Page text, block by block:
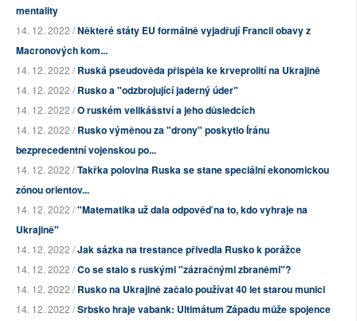
mentality
14. 12. 2022 /Některé státy EU formálně vyjadřují Francii obavy z
Macronových kom...
14. 12. 2022 /Ruská pseudověda přispěla ke krveprolití na Ukrajině
14. 12. 2022 /Rusko a "odzbrojující jaderný úder"
14. 12. 2022 /O ruském velikášství a jeho důsledcích
14. 12. 2022 /Rusko výměnou za "drony" poskytlo Íránu
bezprecedentní vojenskou po...
14. 12. 2022 /Takřka polovina Ruska se stane speciální ekonomickou
zónou orientov...
14. 12. 2022 /"Matematika už dala odpověď na to, kdo vyhraje na
Ukrajině"
14. 12. 2022 /Jak sázka na trestance přivedla Rusko k porážce
14. 12. 2022 /Co se stalo s ruskými "zázračnými zbraněmi"?
14. 12. 2022 /Rusko na Ukrajině začalo používat 40 let starou munici
14. 12. 2022 /Srbsko hraje vabank: Ultimátum Západu může spojence